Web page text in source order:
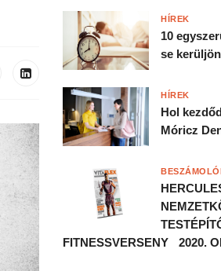
10
se
HÍREK
Hol
Móricz
HÍREK
FITNESSVERSENY 2020.